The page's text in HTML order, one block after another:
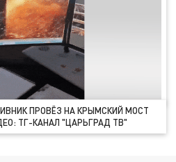
ПРОВЁЗ НА КРЫМСКИЙ МОСТ
ТГ-КАНАЛ "ЦАРЬГРАД ТВ"